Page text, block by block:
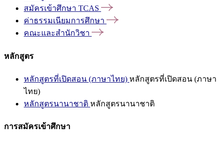
สมัครเข้าศึกษา TCAS
ค่าธรรมเนียมการศึกษา
คณะและสำนักวิชา
หลักสูตร
หลักสูตรที่เปิดสอน (ภาษาไทย) หลักสูตรที่เปิดสอน (ภาษา
ไทย)
หลักสูตรนานาชาติ หลักสูตรนานาชาติ
การสมัครเข้าศึกษา